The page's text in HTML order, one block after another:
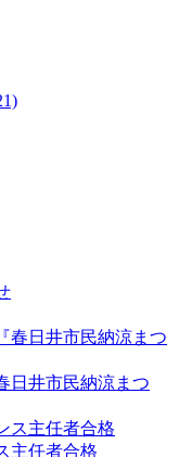
日井市民納涼まつ
主任者合格